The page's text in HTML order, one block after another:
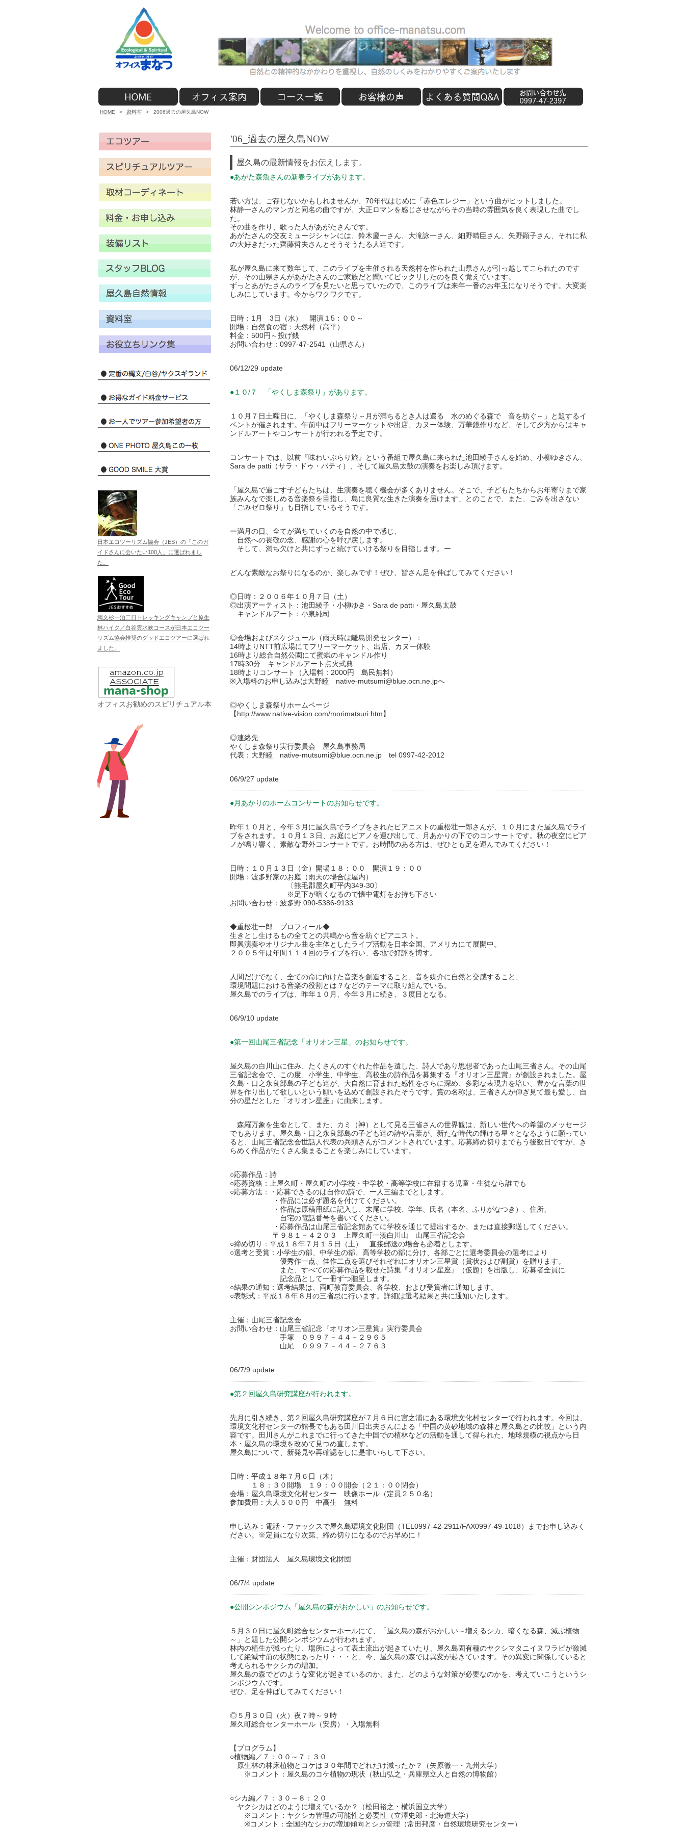
HOME > 資料室 > 2006過去の屋久島NOW
'06_過去の屋久島NOW
屋久島の最新情報をお伝えします。
●あがた森魚さんの新春ライブがあります。
若い方は、ご存じないかもしれませんが、70年代はじめに「赤色エレジー」という曲がヒットしました。
林静一さんのマンガと同名の曲ですが、大正ロマンを感じさせながらその当時の雰囲気を良く表現した曲でし
た。
その曲を作り、歌った人があがたさんです。
あがたさんの交友ミュージシャンには、鈴木慶一さん、大滝詠一さん、細野晴臣さん、矢野顕子さん、それに私
の大好きだった齊藤哲夫さんとそうそうたる人達です。
私が屋久島に来て数年して、このライブを主催される天然村を作られた山県さんが引っ越してこられたのです
が、その山県さんがあがたさんのご家族だと聞いてビックリしたのを良く覚えています。
ずっとあがたさんのライブを見たいと思っていたので、このライブは来年一番のお年玉になりそうです。大変楽
しみにしています。今からワクワクです。
日時：1月 3日（水） 開演１5：００～
開場：自然食の宿：天然村（高平）
料金：500円～投げ銭
お問い合わせ：0997-47-2541（山県さん）
06/12/29 update
●１０/７ 「やくしま森祭り」があります。
１０月７日土曜日に、「やくしま森祭り～月が満ちるとき人は還る 水のめぐる森で 音を紡ぐ～」と題するイ
ベントが催されます。午前中はフリーマーケットや出店、カヌー体験、万華鏡作りなど、そして夕方からはキャ
ンドルアートやコンサートが行われる予定です。
コンサートでは、以前『味わいぶらり旅』という番組で屋久島に来られた池田綾子さんを始め、小柳ゆきさん、
Sara de patti（サラ・ドゥ・パティ）、そして屋久島太鼓の演奏をお楽しみ頂けます。
「屋久島で過ごす子どもたちは、生演奏を聴く機会が多くありません。そこで、子どもたちからお年寄りまで家
族みんなで楽しめる音楽祭を目指し、島に良質な生きた演奏を届けます」とのことで、また、ごみを出さない
「ごみゼロ祭り」も目指しているそうです。
ー満月の日、全てが満ちていくのを自然の中で感じ、
自然への畏敬の念、感謝の心を呼び戻します。
そして、満ち欠けと共にずっと続けていける祭りを目指します。ー
どんな素敵なお祭りになるのか、楽しみです！ぜひ、皆さん足を伸ばしてみてください！
◎日時：２００６年１０月７日（土）
◎出演アーティスト：池田綾子・小柳ゆき・Sara de patti・屋久島太鼓
キャンドルアート：小泉純司
◎会場およびスケジュール（雨天時は離島開発センター）：
14時よりNTT前広場にてフリーマーケット、出店、カヌー体験
16時より総合自然公園にて蜜蝋のキャンドル作り
17時30分 キャンドルアート点火式典
18時よりコンサート（入場料：2000円 島民無料）
※入場料のお申し込みは大野睦 native-mutsumi@blue.ocn.ne.jpへ
◎やくしま森祭りホームページ
【http://www.native-vision.com/morimatsuri.htm】
◎連絡先
やくしま森祭り実行委員会 屋久島事務局
代表：大野睦 native-mutsumi@blue.ocn.ne.jp tel 0997-42-2012
06/9/27 update
●月あかりのホームコンサートのお知らせです。
昨年１０月と、今年３月に屋久島でライブをされたピアニストの重松壮一郎さんが、１０月にまた屋久島でライ
ブをされます。１０月１３日、お庭にピアノを運び出して、月あかりの下でのコンサートです。秋の夜空にピア
ノが鳴り響く、素敵な野外コンサートです。お時間のある方は、ぜひとも足を運んでみてください！
日時：１０月１３日（金）開場１８：００ 開演１９：００
開場：波多野家のお庭（雨天の場合は屋内）
〔熊毛郡屋久町平内349-30〕
※足下が暗くなるので懐中電灯をお持ち下さい
お問い合わせ：波多野 090-5386-9133
◆重松壮一郎 プロフィール◆
生きとし生けるもの全てとの共鳴から音を紡ぐピアニスト。
即興演奏やオリジナル曲を主体としたライブ活動を日本全国、アメリカにて展開中。
２００５年は年間１１４回のライブを行い、各地で好評を博す。
人間だけでなく、全ての命に向けた音楽を創造すること、音を媒介に自然と交感すること、
環境問題における音楽の役割とは？などのテーマに取り組んでいる。
屋久島でのライブは、昨年１０月、今年３月に続き、３度目となる。
06/9/10 update
●第一回山尾三省記念「オリオン三星」のお知らせです。
屋久島の白川山に住み、たくさんのすぐれた作品を遺した、詩人であり思想者であった山尾三省さん。その山尾
三省記念会で、この度、小学生、中学生、高校生の詩作品を募集する『オリオン三星賞』が創設されました。屋
久島・口之永良部島の子ども達が、大自然に育まれた感性をさらに深め、多彩な表現力を培い、豊かな言葉の世
界を作り出して欲しいという願いを込めて創設されたそうです。賞の名称は、三省さんが仰ぎ見て最も愛し、自
分の星だとした「オリオン星座」に由来します。
森羅万象を生命として、また、カミ（神）として見る三省さんの世界観は、新しい世代への希望のメッセージ
でもあります。屋久島・口之永良部島の子ども達の詩や言葉が、新たな時代の輝ける星々となるように願ってい
ると、山尾三省記念会世話人代表の兵頭さんがコメントされています。応募締め切りまでもう後数日ですが、き
らめく作品がたくさん集まることを楽しみにしています。
○応募作品：詩
○応募資格：上屋久町・屋久町の小学校・中学校・高等学校に在籍する児童・生徒なら誰でも
○応募方法：・応募できるのは自作の詩で、一人三編までとします。
・作品には必ず題名を付けてください。
・作品は原稿用紙に記入し、末尾に学校、学年、氏名（本名、ふりがなつき）、住所、
自宅の電話番号を書いてください。
・応募作品は山尾三省記念館あてに学校を通じて提出するか、または直接郵送してください。
〒９８１－４２０３ 上屋久町一湊白川山 山尾三省記念会
○締め切り：平成１８年７月１５日（土） 直接郵送の場合も必着とします。
○選考と受賞：小学生の部、中学生の部、高等学校の部に分け、各部ごとに選考委員会の選考により
優秀作一点、佳作二点を選びそれぞれにオリオン三星賞（賞状および副賞）を贈ります。
また、すべての応募作品を載せた詩集『オリオン星座』（仮題）を出版し、応募者全員に
記念品として一冊ずつ贈呈します。
○結果の通知：選考結果は、両町教育委員会、各学校、および受賞者に通知します。
○表彰式：平成１８年８月の三省忌に行います。詳細は選考結果と共に通知いたします。
主催：山尾三省記念会
お問い合わせ：山尾三省記念『オリオン三星賞』実行委員会
手塚 ０９９７－４４－２９６５
山尾 ０９９７－４４－２７６３
06/7/9 update
●第２回屋久島研究講座が行われます。
先月に引き続き、第２回屋久島研究講座が７月６日に宮之浦にある環境文化村センターで行われます。今回は、
環境文化村センターの館長でもある田川日出夫さんによる「中国の黄砂地域の森林と屋久島との比較」という内
容です。田川さんがこれまでに行ってきた中国での植林などの活動を通して得られた、地球規模の視点から日
本・屋久島の環境を改めて見つめ直します。
屋久島について、新発見や再確認をしに是非いらして下さい。
日時：平成１８年７月６日（木）
１８：３０開場 １９：００開会（２１：００閉会）
会場：屋久島環境文化村センター 映像ホール（定員２５０名）
参加費用：大人５００円 中高生 無料
申し込み：電話・ファックスで屋久島環境文化財団（TEL0997-42-2911/FAX0997-49-1018）までお申し込みく
ださい。※定員になり次第、締め切りになるのでお早めに！
主催：財団法人 屋久島環境文化財団
06/7/4 update
●公開シンポジウム「屋久島の森がおかしい」のお知らせです。
５月３０日に屋久町総合センターホールにて、「屋久島の森がおかしい～増えるシカ、暗くなる森、滅ぶ植物
～」と題した公開シンポジウムが行われます。
林内の植生が減ったり、場所によって表土流出が起きていたり、屋久島固有種のヤクシマタニイヌワラビが激減
して絶滅寸前の状態にあったり・・・と、今、屋久島の森では異変が起きています。その異変に関係していると
考えられるヤクシカの増加。
屋久島の森でどのような変化が起きているのか、また、どのような対策が必要なのかを、考えていこうというシ
ンポジウムです。
ぜひ、足を伸ばしてみてください！
◎５月３０日（火）夜７時～９時
屋久町総合センターホール（安房）・入場無料
【プログラム】
○植物編／７：００～７：３０
原生林の林床植物とコケは３０年間でどれだけ減ったか？（矢原徹一・九州大学）
※コメント：屋久島のコケ植物の現状（秋山弘之・兵庫県立人と自然の博物館）
○シカ編／７：３０～８：２０
ヤクシカはどのように増えているか？（松田裕之・横浜国立大学）
※コメント：ヤクシカ管理の可能性と必要性（立澤史郎・北海道大学）
※コメント：全国的なシカの増加傾向とシカ管理（常田邦彦・自然環境研究センター）
日本エコツーリズム協会（JES）の「このガ
イドさんに会いたい100人」に選ばれまし
た。
縄文杉一泊二日トレッキングキャンプと原生
林ハイク／白谷雲水峡コースが日本エコツー
リズム協会推奨のグッドエコツアーに選ばれ
ました。
オフィスお勧めのスピリチュアル本